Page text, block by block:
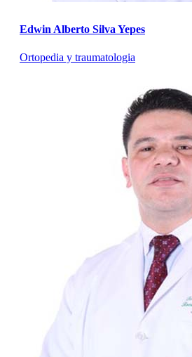
Edwin Alberto Silva Yepes
Ortopedia y traumatologia